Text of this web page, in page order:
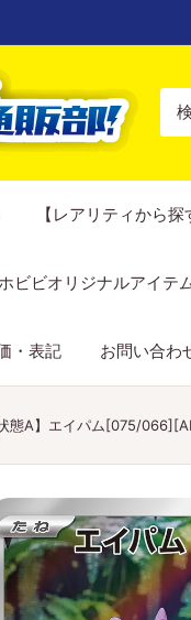
【レアリティから探
ビビオリジナルアイテ
・表記 お問い合わ
状態A】エイパム[075/